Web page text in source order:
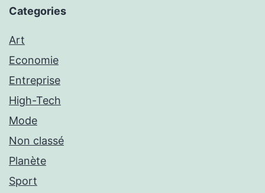
Categories
Art
Economie
Entreprise
High-Tech
Mode
Non classé
Planète
Sport